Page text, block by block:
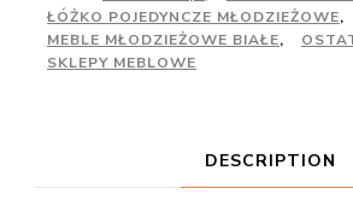
ŁÓŻKO POJEDYNCZE MŁODZIEŻOWE,
MEBLE MŁODZIEŻOWE BIAŁE,
SKLEPY MEBLOWE
DESCRIPTION